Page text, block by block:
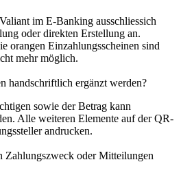
im E-Banking ausschliessich
oder direkten Erstellung an.
orangen Einzahlungsscheinen sind
mehr möglich.
handschriftlich ergänzt werden?
sowie der Betrag kann
Alle weiteren Elemente auf der QR-
andrucken.
Zahlungszweck oder Mitteilungen